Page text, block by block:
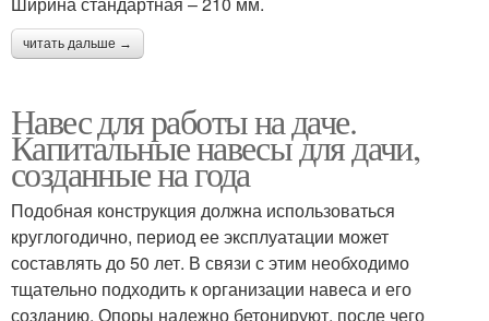
читать дальше →
Навес для работы на даче.
Капитальные навесы для дачи,
созданные на года
Подобная конструкция должна использоваться
круглогодично, период ее эксплуатации может
составлять до 50 лет. В связи с этим необходимо
тщательно подходить к организации навеса и его
созданию. Опоры надежно бетонируют, после чего